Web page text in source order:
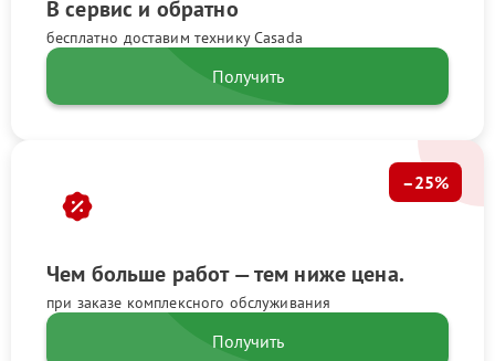
В сервис и обратно
бесплатно доставим технику Casada
Получить
Чем больше работ — тем ниже цена.
при заказе комплексного обслуживания
–25%
Получить